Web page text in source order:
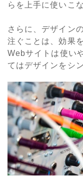
らを上手に使いこ
さらに、デザイン
注ぐことは、効果
Webサイトは使い
てはデザインをシ